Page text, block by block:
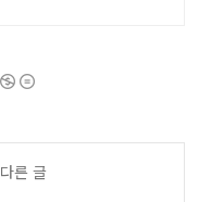
른 글